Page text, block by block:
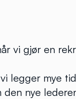
vi gjør en
legger mye
den nye